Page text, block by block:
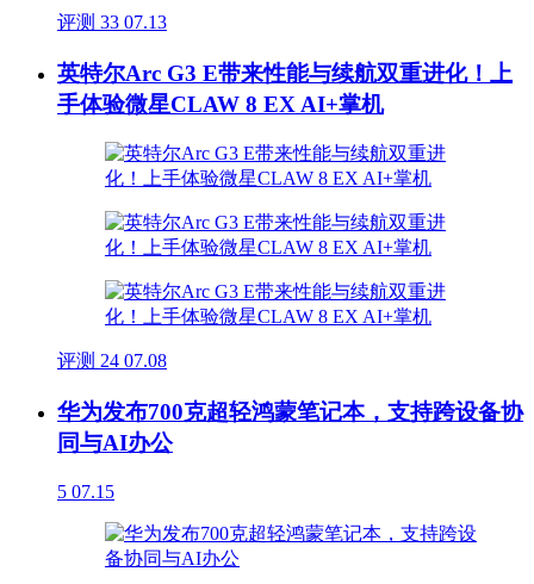
评测 33 07.13
英特尔Arc G3 E带来性能与续航双重进化！上
手体验微星CLAW 8 EX AI+掌机
评测 24 07.08
华为发布700克超轻鸿蒙笔记本，支持跨设备协
同与AI办公
5 07.15